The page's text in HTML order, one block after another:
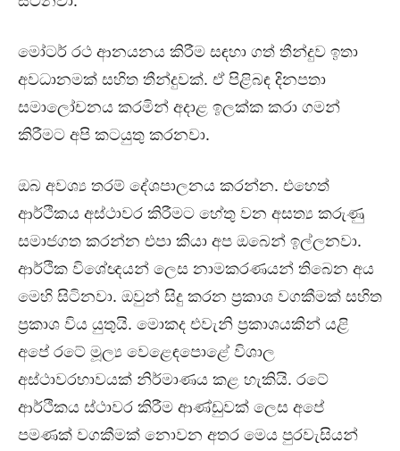
මෝටර් රථ ආනයනය කිරීම සඳහා ගත් තීන්දුව ඉතා
අවධානමක් සහිත තීන්දුවක්. ඒ පිළිබඳ දිනපතා
සමාලෝචනය කරමින් අදාළ ඉලක්ක කරා ගමන්
කිරීමට අපි කටයුතු කරනවා.
ඔබ අවශ්‍ය තරම් දේශපාලනය කරන්න. එහෙත්
ආර්ථිකය අස්ථාවර කිරීමට හේතු වන අසත්‍ය කරුණු
සමාජගත කරන්න එපා කියා අප ඔබෙන් ඉල්ලනවා.
ආර්ථික විශේඥයන් ලෙස නාමකරණයන් තිබෙන අය
මෙහි සිටිනවා. ඔවුන් සිදු කරන ප්‍රකාශ වගකීමක් සහිත
ප්‍රකාශ විය යුතුයි. මොකද එවැනි ප්‍රකාශයකින් යළි
අපේ රටේ මූල්‍ය වෙළෙඳපොළේ විශාල
අස්ථාවරභාවයක් නිර්මාණය කළ හැකියි. රටේ
ආර්ථිකය ස්ථාවර කිරීම ආණ්ඩුවක් ලෙස අපේ
පමණක් වගකීමක් නොවන අතර මෙය පුරවැසියන්